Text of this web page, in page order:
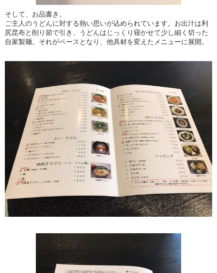
そして、お品書き。
ご主人のうどんに対する熱い思いが込められています。お出汁は利
尻昆布と削り節で引き、うどんはじっくり寝かせて少し細く切った
自家製麺。それがベースとなり、他具材を変えたメニューに展開。